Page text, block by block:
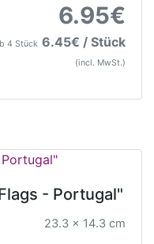
6.95€
4 Stück 6.45€ / Stück
(incl. MwSt.)
- Portugal"
23.3 x 14.3 cm